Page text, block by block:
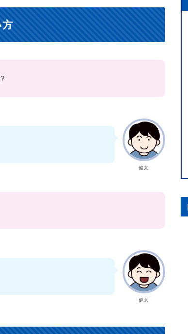
方
健太
健太